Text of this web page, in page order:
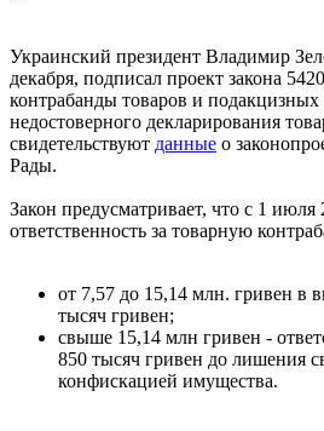
Украинский президент Владимир
декабря, подписал проект закона
контрабанды товаров и подакцизных
недостоверного декларирования
свидетельствуют данные о
Рады.
Закон предусматривает, что с 1 июля
ответственность за товарную
от 7,57 до 15,14 млн. гривен в
тысяч гривен;
свыше 15,14 млн гривен -
850 тысяч гривен до лишения
конфискацией имущества.